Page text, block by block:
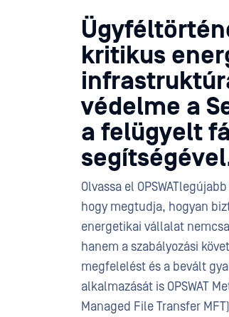
kritikus
védelme a
a felügyelt
Olvassa el
hogy megtudja, hogyan
energetikai vállalat
hanem a szabályozási
megfelelést és a bevált
alkalmazását is OPSWAT
Managed File Transfer